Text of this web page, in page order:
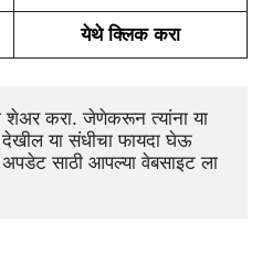
येथे क्लिक करा
शेअर करा. जेणेकरून त्यांना या
देखील या संधीचा फायदा घेऊ
साठी आपल्या वेबसाइट ला